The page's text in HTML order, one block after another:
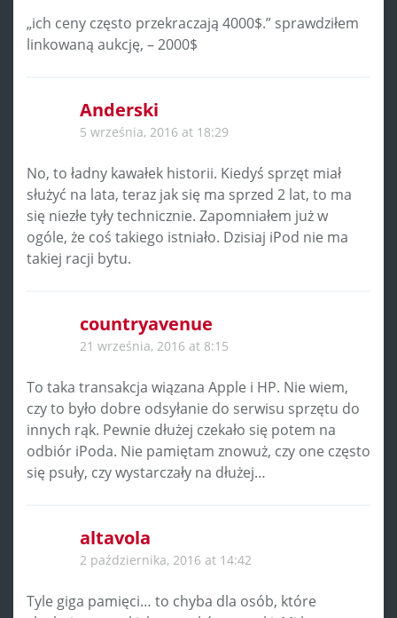
„ich ceny często przekraczają 4000$.” sprawdziłem
linkowaną aukcję, – 2000$
Anderski
5 września, 2016 at 18:29
No, to ładny kawałek historii. Kiedyś sprzęt miał
służyć na lata, teraz jak się ma sprzed 2 lat, to ma
się niezłe tyły technicznie. Zapomniałem już w
ogóle, że coś takiego istniało. Dzisiaj iPod nie ma
takiej racji bytu.
countryavenue
21 września, 2016 at 8:15
To taka transakcja wiązana Apple i HP. Nie wiem,
czy to było dobre odsyłanie do serwisu sprzętu do
innych rąk. Pewnie dłużej czekało się potem na
odbiór iPoda. Nie pamiętam znowuż, czy one często
się psuły, czy wystarczały na dłużej…
altavola
2 października, 2016 at 14:42
Tyle giga pamięci… to chyba dla osób, które